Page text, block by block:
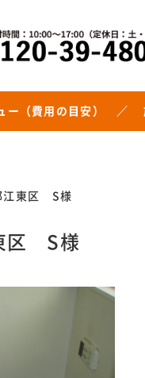
ー（費用の目安）
江東区 S様
区 S様